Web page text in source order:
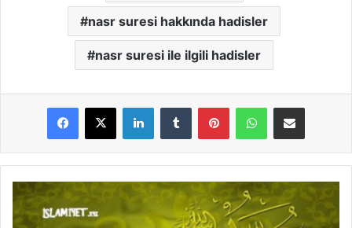
nasr suresi hakkında hadisler
nasr suresi ile ilgili hadisler